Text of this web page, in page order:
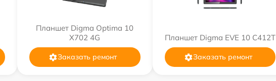
Планшет Digma Optima 10
X702 4G
Заказать ремонт
Планшет Digma EVE 10 C412T
Заказать ремонт